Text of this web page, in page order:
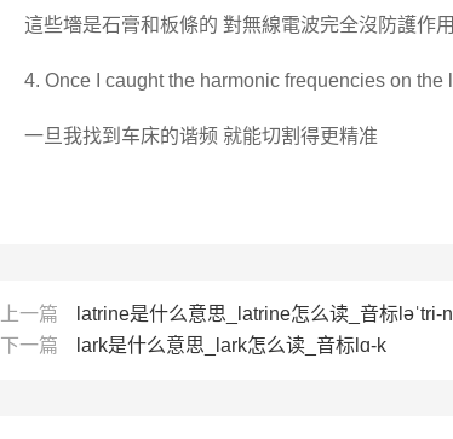
這些墻是石膏和板條的 對無線電波完全沒防護作用
4. Once I caught the harmonic frequencies on the
一旦我找到车床的谐频 就能切割得更精准
上一篇
latrine是什么意思_latrine怎么读_音标ləˈtri-n
下一篇
lark是什么意思_lark怎么读_音标lɑ-k